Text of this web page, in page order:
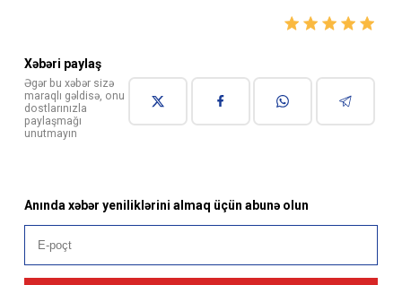
Xəbəri paylaş
Əgər bu xəbər sizə
maraqlı gəldisə, onu
dostlarınızla
paylaşmağı
unutmayın
Anında xəbər yeniliklərini almaq üçün abunə olun